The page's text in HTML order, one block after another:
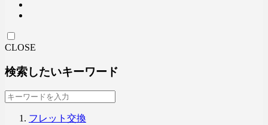
CLOSE
検索したいキーワード
フレット交換